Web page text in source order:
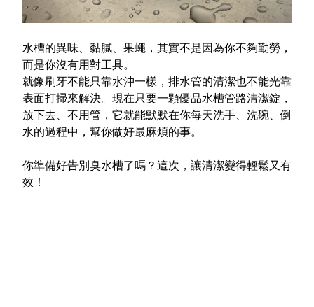
水槽的異味、黏膩、果蠅，其實不是因為你不夠勤勞，
而是你沒有用對工具。
就像刷牙不能只靠水沖一樣，排水管的清潔也不能光靠
表面打掃來解決。現在只要一顆優品水槽管路清潔錠，
放下去、不用管，它就能默默在你每天洗手、洗碗、倒
水的過程中，幫你做好最麻煩的事。
你準備好告別臭水槽了嗎？這次，讓清潔變得輕鬆又有
效！